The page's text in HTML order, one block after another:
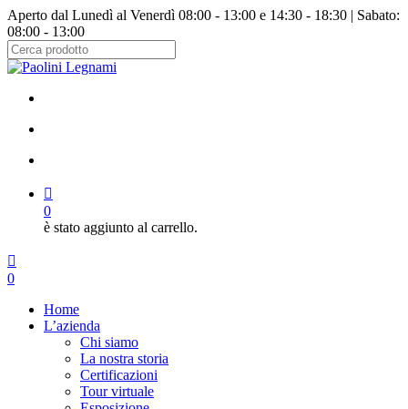
Salta
al
contenuto
principale
Aperto dal Lunedì al Venerdì 08:00 - 13:00 e 14:30 - 18:30 | Sabato:
08:00 - 13:00
Chiudi
0
è stato aggiunto al carrello.
Menu
cerca
account
0
Home
L’azienda
Chi siamo
La nostra storia
Certificazioni
Tour virtuale